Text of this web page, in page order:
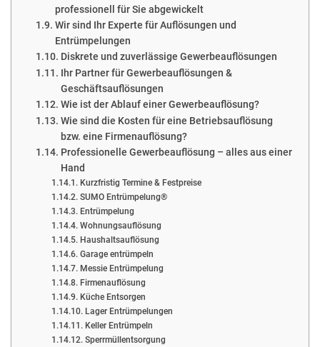
professionell für Sie abgewickelt
Wir sind Ihr Experte für Auflösungen und
Entrümpelungen
Diskrete und zuverlässige Gewerbeauflösungen
Ihr Partner für Gewerbeauflösungen &
Geschäftsauflösungen
Wie ist der Ablauf einer Gewerbeauflösung?
Wie sind die Kosten für eine Betriebsauflösung
bzw. eine Firmenauflösung?
Professionelle Gewerbeauflösung – alles aus einer
Hand
Kurzfristig Termine & Festpreise
SUMO Entrümpelung®
Entrümpelung
Wohnungsauflösung
Haushaltsauflösung
Garage entrümpeln
Messie Entrümpelung
Firmenauflösung
Küche Entsorgen
Lager Entrümpelungen
Keller Entrümpeln
Sperrmüllentsorgung